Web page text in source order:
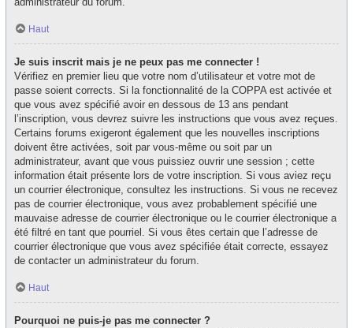
Haut
Je suis inscrit mais je ne peux pas me connecter !
Vérifiez en premier lieu que votre nom d’utilisateur et votre mot de
passe soient corrects. Si la fonctionnalité de la COPPA est activée et
que vous avez spécifié avoir en dessous de 13 ans pendant
l’inscription, vous devrez suivre les instructions que vous avez reçues.
Certains forums exigeront également que les nouvelles inscriptions
doivent être activées, soit par vous-même ou soit par un
administrateur, avant que vous puissiez ouvrir une session ; cette
information était présente lors de votre inscription. Si vous aviez reçu
un courrier électronique, consultez les instructions. Si vous ne recevez
pas de courrier électronique, vous avez probablement spécifié une
mauvaise adresse de courrier électronique ou le courrier électronique a
été filtré en tant que pourriel. Si vous êtes certain que l’adresse de
courrier électronique que vous avez spécifiée était correcte, essayez
de contacter un administrateur du forum.
Haut
Pourquoi ne puis-je pas me connecter ?